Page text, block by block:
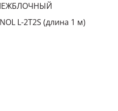
L-2T2S (длина 1 м)